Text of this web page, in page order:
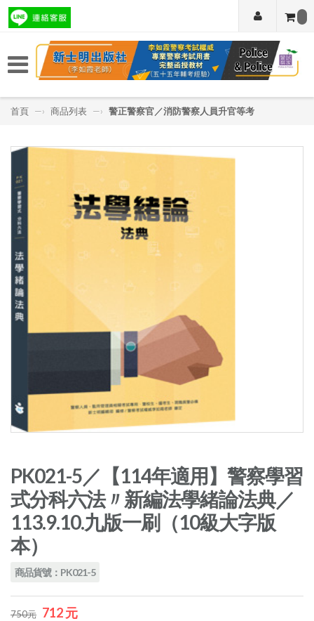
首頁 —› 商品列表 —› 警正警察官／消防警察人員升官等考
PK021-5／【114年適用】警察學習
式分科六法〃新編法學緒論法典／
113.9.10.九版一刷（10級大字版
本）
商品貨號：PK021-5
750元 712 元